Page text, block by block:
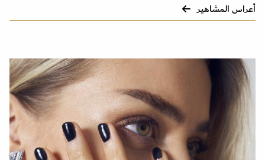
أعراس المشاهير